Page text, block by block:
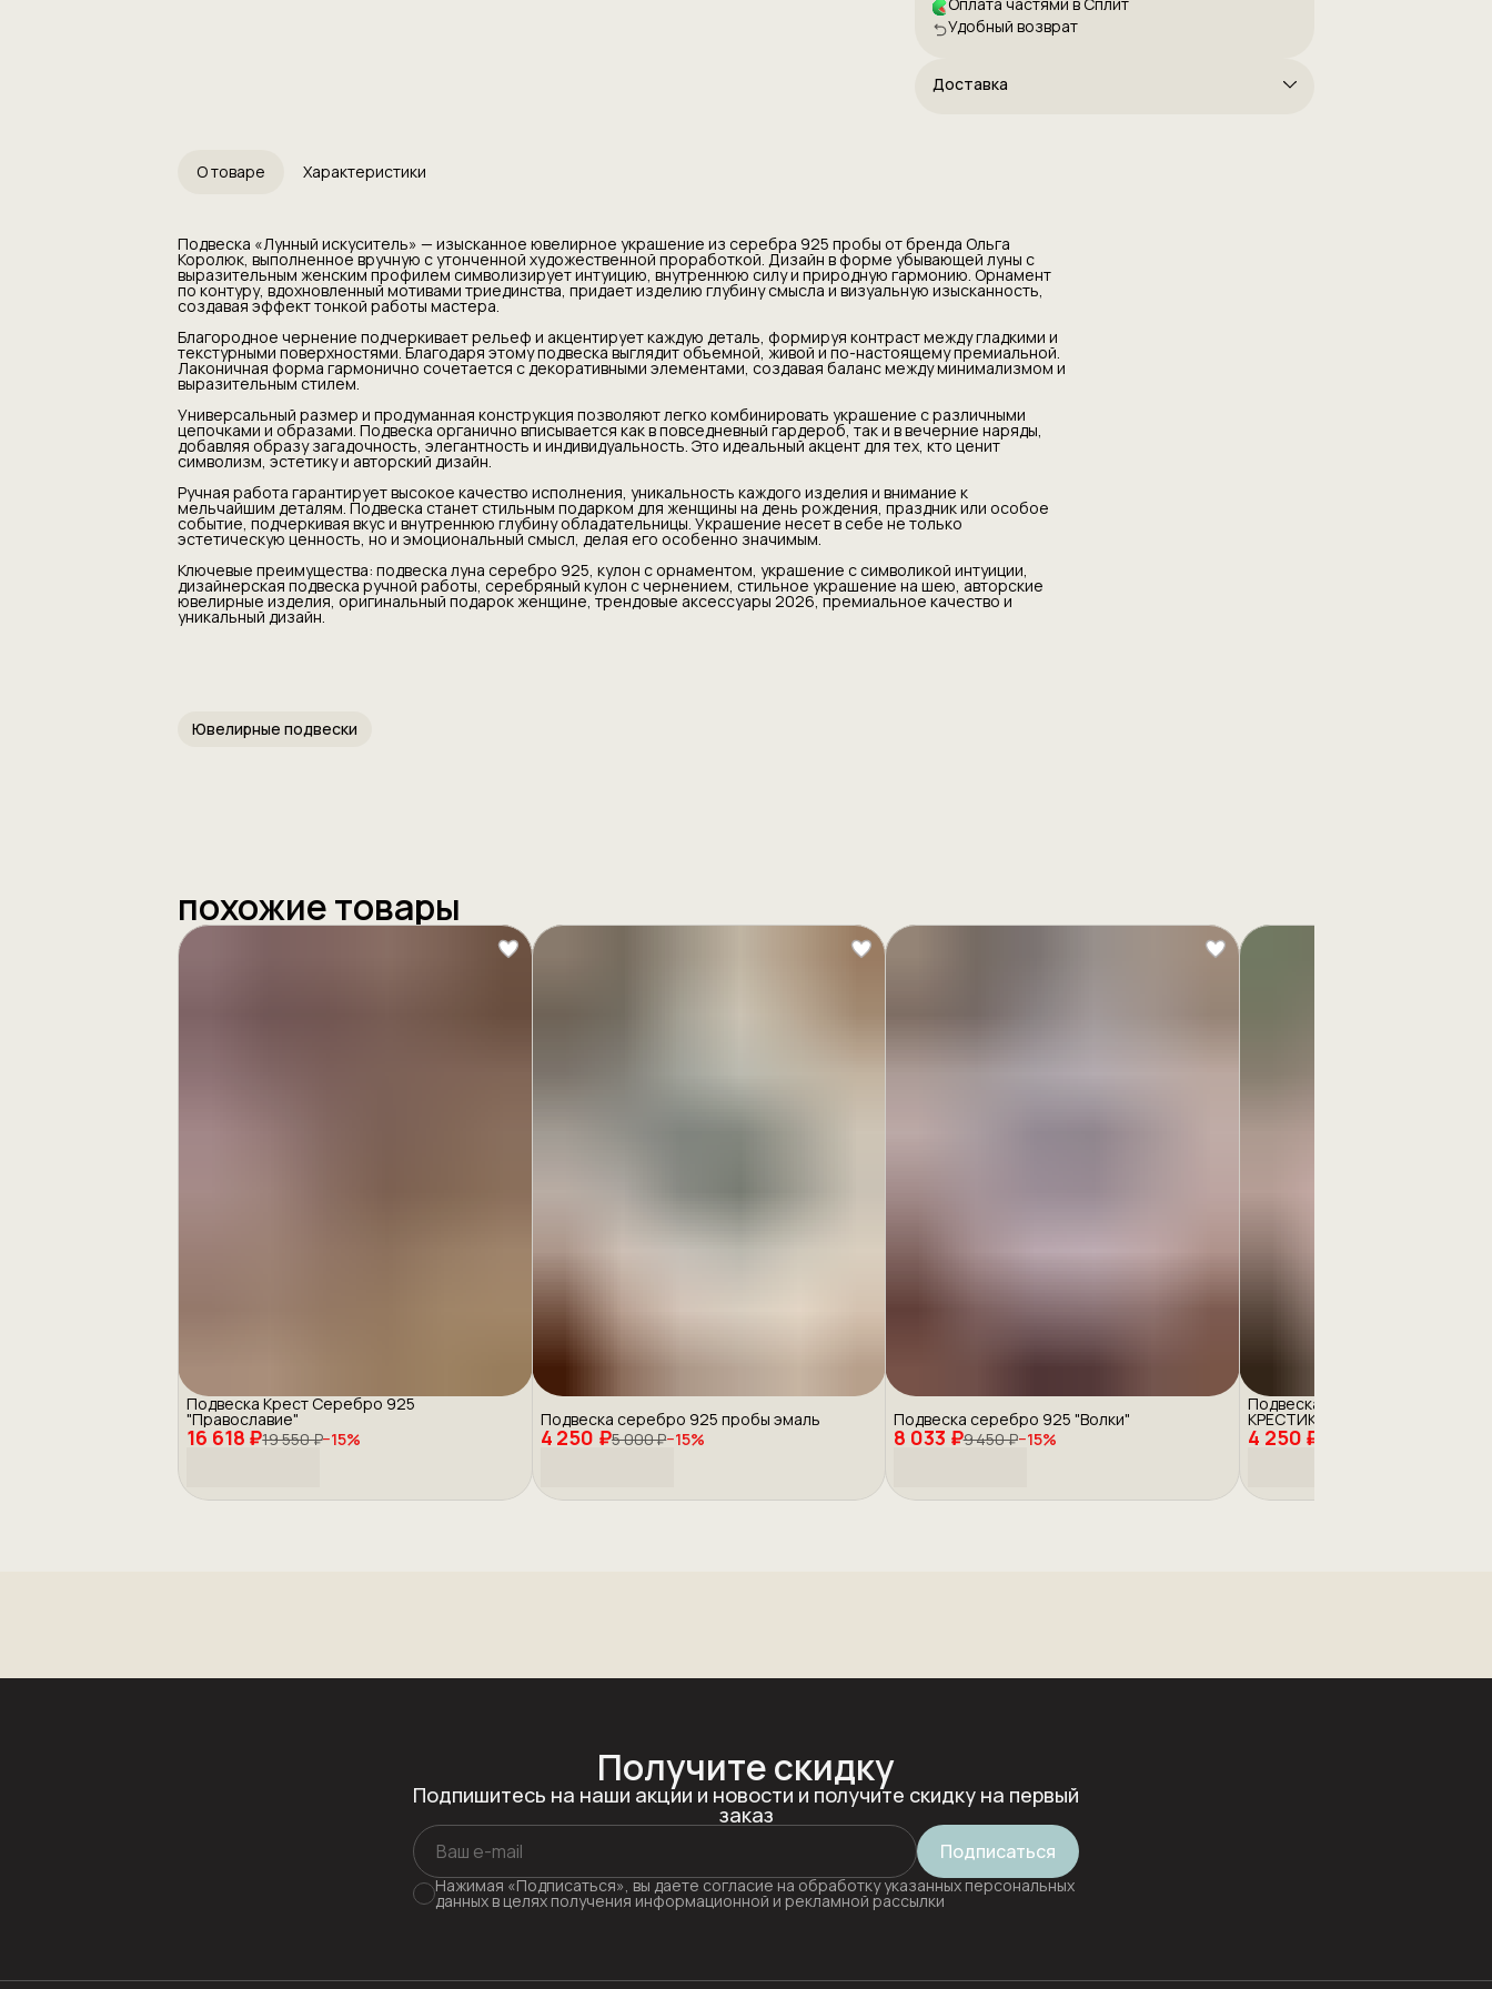
Ручная работа гарантирует высокое качество исполнения,
вкус и внутреннюю глубину обладательницы. Украшение несет в
себе не только эстетическую ценность, но и эмоциональный
смысл, делая его особенно значимым.
Ключевые преимущества: подвеска луна серебро 925, кулон с
орнаментом, украшение с символикой интуиции, дизайнерская
подвеска ручной работы, серебряный кулон с чернением,
оригинальный подарок женщине, трендовые аксессуары 2026,
премиальное качество и уникальный дизайн.
Удобный возврат
Доставка
О товаре Характеристики
Подвеска «Лунный искуситель» — изысканное ювелирное украшение из серебра 925 пробы от бренда Ольга
Королюк, выполненное вручную с утонченной художественной проработкой. Дизайн в форме убывающей луны с
выразительным женским профилем символизирует интуицию, внутреннюю силу и природную гармонию. Орнамент
по контуру, вдохновленный мотивами триединства, придает изделию глубину смысла и визуальную изысканность,
создавая эффект тонкой работы мастера.
Благородное чернение подчеркивает рельеф и акцентирует каждую деталь, формируя контраст между гладкими и
текстурными поверхностями. Благодаря этому подвеска выглядит объемной, живой и по-настоящему премиальной.
Лаконичная форма гармонично сочетается с декоративными элементами, создавая баланс между минимализмом и
выразительным стилем.
Универсальный размер и продуманная конструкция позволяют легко комбинировать украшение с различными
цепочками и образами. Подвеска органично вписывается как в повседневный гардероб, так и в вечерние наряды,
добавляя образу загадочность, элегантность и индивидуальность. Это идеальный акцент для тех, кто ценит
символизм, эстетику и авторский дизайн.
Ручная работа гарантирует высокое качество исполнения, уникальность каждого изделия и внимание к
мельчайшим деталям. Подвеска станет стильным подарком для женщины на день рождения, праздник или особое
событие, подчеркивая вкус и внутреннюю глубину обладательницы. Украшение несет в себе не только
эстетическую ценность, но и эмоциональный смысл, делая его особенно значимым.
Ключевые преимущества: подвеска луна серебро 925, кулон с орнаментом, украшение с символикой интуиции,
дизайнерская подвеска ручной работы, серебряный кулон с чернением, стильное украшение на шею, авторские
ювелирные изделия, оригинальный подарок женщине, трендовые аксессуары 2026, премиальное качество и
уникальный дизайн.
Ювелирные подвески
похожие товары
16 618 ₽19 550 ₽−15%
Подвеска Крест Серебро 925
"Православие"
4 250 ₽5 000 ₽−15%
Подвеска серебро 925 пробы эмаль
8 033 ₽9 450 ₽−15%
Подвеска серебро 925 "Волки"
4 250 ₽
Подвеска серебро 925 с
КРЕСТИК
Получите скидку
Подпишитесь на наши акции и новости и получите скидку на первый
заказ
Подписаться
Нажимая «Подписаться», вы даете согласие на обработку указанных персональных
данных в целях получения информационной и рекламной рассылки